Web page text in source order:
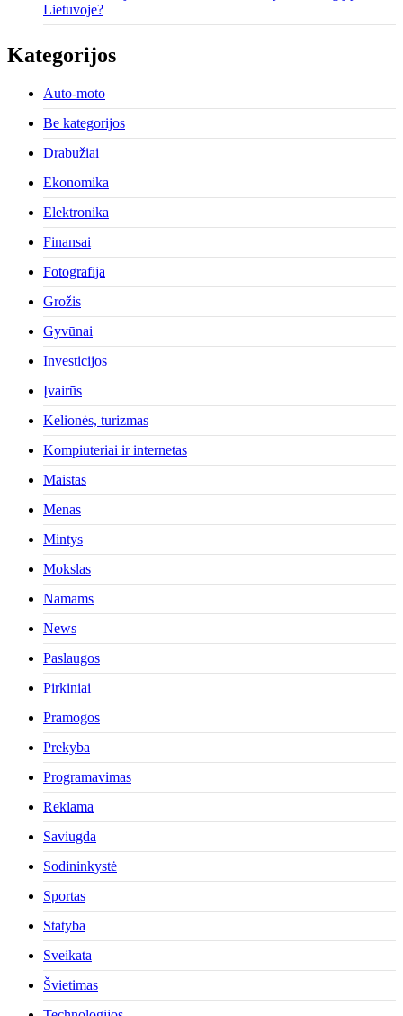
Lietuvoje?
Kategorijos
Auto-moto
Be kategorijos
Drabužiai
Ekonomika
Elektronika
Finansai
Fotografija
Grožis
Gyvūnai
Investicijos
Įvairūs
Kelionės, turizmas
Kompiuteriai ir internetas
Maistas
Menas
Mintys
Mokslas
Namams
News
Paslaugos
Pirkiniai
Pramogos
Prekyba
Programavimas
Reklama
Saviugda
Sodininkystė
Sportas
Statyba
Sveikata
Švietimas